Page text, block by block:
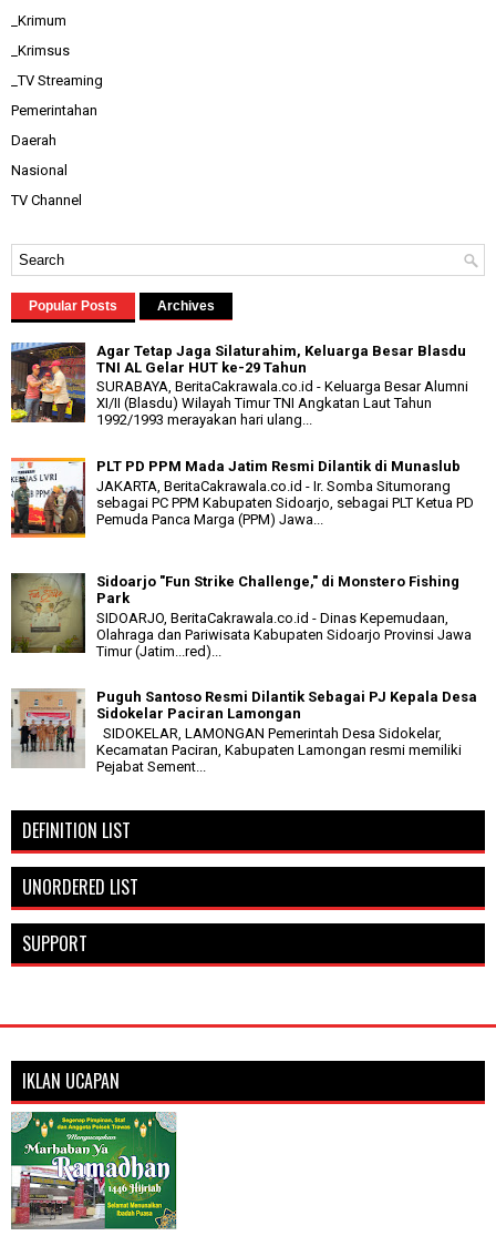
_Krimum
_Krimsus
_TV Streaming
Pemerintahan
Daerah
Nasional
TV Channel
Popular Posts Archives
Agar Tetap Jaga Silaturahim, Keluarga Besar Blasdu
TNI AL Gelar HUT ke-29 Tahun
SURABAYA, BeritaCakrawala.co.id - Keluarga Besar Alumni
XI/II (Blasdu) Wilayah Timur TNI Angkatan Laut Tahun
1992/1993 merayakan hari ulang...
PLT PD PPM Mada Jatim Resmi Dilantik di Munaslub
JAKARTA, BeritaCakrawala.co.id - Ir. Somba Situmorang
sebagai PC PPM Kabupaten Sidoarjo, sebagai PLT Ketua PD
Pemuda Panca Marga (PPM) Jawa...
Sidoarjo "Fun Strike Challenge," di Monstero Fishing
Park
SIDOARJO, BeritaCakrawala.co.id - Dinas Kepemudaan,
Olahraga dan Pariwisata Kabupaten Sidoarjo Provinsi Jawa
Timur (Jatim...red)...
Puguh Santoso Resmi Dilantik Sebagai PJ Kepala Desa
Sidokelar Paciran Lamongan
SIDOKELAR, LAMONGAN Pemerintah Desa Sidokelar,
Kecamatan Paciran, Kabupaten Lamongan resmi memiliki
Pejabat Sement...
DEFINITION LIST
UNORDERED LIST
SUPPORT
IKLAN UCAPAN